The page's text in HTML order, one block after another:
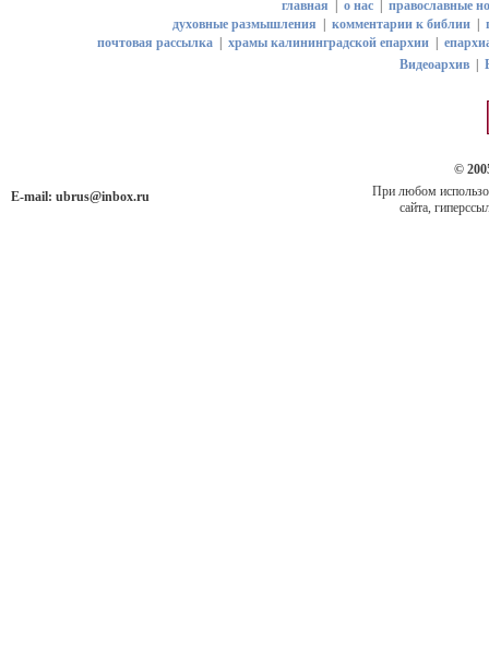
главная о нас| православные
духовные размышления
комментарии к библии
почтовая рассылка| храмы калининградской епархии|
Видеоархив
E-mail: ubrus@inbox.ru
©
При любом
сайта,